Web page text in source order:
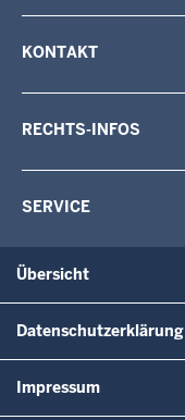
KONTAKT
RECHTS-INFOS
SERVICE
Übersicht
Datenschutzerklärung
Impressum